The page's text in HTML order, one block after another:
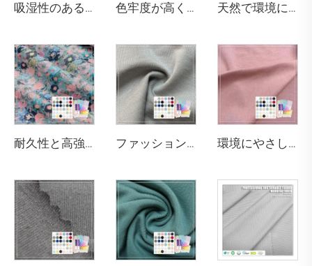
吸湿性のある290gsm 63% バンブー 27% オーガニックコットン 10% スパンデックスのジャージー生地で、レギンスやスポーツブラに適しています 色牢度が高く 200gsm 綿95% スパンデックス5% ジャージー柄生地 子供用Tシャツに適しています 天然で環境にやさしく、抗菌・消臭性のある290gsm 63% バンブー、27% オーガニックコットン、10% スパンデックスのジャージー生地は、高級スポーツウォームウェアに最適です
耐久性と高強度を備えた70gsmの100%コットンプリントポプリン生地で、シャツの製作に適しています。 ファッション性があり快適でエコフレンドリーなストレッチ性軽量ニット・シワになりにくいモーダル／コットンボクサーパンツ 環境にやさしく柔らかいOhyeahブランド32Sジャージースパンデックスコットンモーダル生地モデルOY-103 164gsm（下着用）